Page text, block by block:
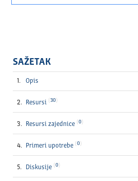
SAŽETAK
Opis
Resursi 30
Resursi zajednice 0
Primeri upotrebe 0
Diskusije 0